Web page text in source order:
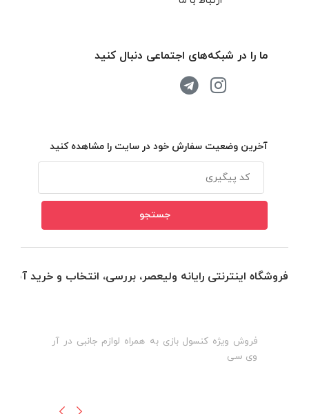
ما را در شبکه‌های اجتماعی دنبال کنید
آخرین وضعیت سفارش خود در سایت را مشاهده کنید
فروشگاه اینترنتی رایانه ولیعصر، بررسی، انتخاب و خرید
فروش ویژه کنسول بازی به همراه لوازم جانبی در آر
وی سی